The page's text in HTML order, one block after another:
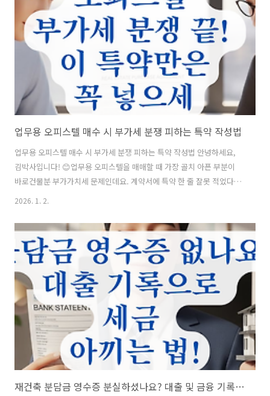
전략 📝ISA 자금 이체 실전 가이드 🚀자주 묻는 질문 (FAQ) ❓ 그럼 먼저,
우리가 얼마나 돌려받을 수 있는지 기본 한도부터 확실..
업무용 오피스텔 매수 시 부가세 분쟁 피하는 특약 작성법
업무용 오피스텔 매수 시 부가세 분쟁 피하는 특약 작성법 안녕하세요,
김박사입니다! 😊업무용 오피스텔을 매매할 때 가장 골치 아픈 부분이
바로건물분 부가가치세 문제인데요. 계약서에 특약 한 줄 잘못 적었다가
수천만 원의 세금을 독박 쓰거나 환급을 못 받는 사례가 정말 많습니다.
6단계로 나누어 완벽하게 정리해 드릴게요.바로 확인해 보시죠! 📋 목차
부가세 별도/포함 여부의 명확한 기재 방법 🤔포괄양도양수 특약 활용과
주의사항 🛠매도인·매수인의 사업자 유형 확인법 ⭐분쟁 방지를 위한 손
해배상 책임 특약 🔍세금계산서 발행 및 사후 관리 절차 📊자주 묻는 질
문 (FAQ) ❓ 그럼 먼저, 부가세 포함인지 별도인지를 어떻게 적어야 안전
한..
2026. 1. 2.
재건축 분담금 영수증 분실하셨나요? 대출 및 금융 기록으로 비용 인정받는 법 총정리